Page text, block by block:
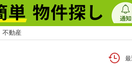
不動産